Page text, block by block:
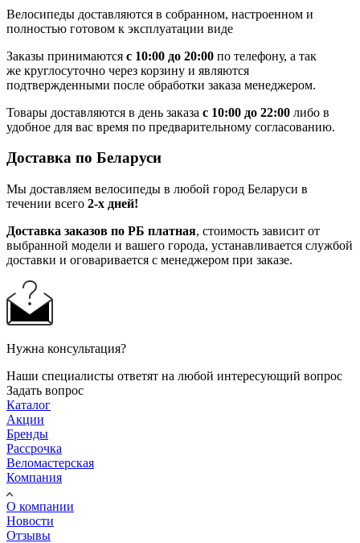
Велосипеды доставляются в собранном, настроенном и
полностью готовом к эксплуатации виде
Заказы принимаются с 10:00 до 20:00 по телефону, а так
же круглосуточно через корзину и являются
подтвержденными после обработки заказа менеджером.
Товары доставляются в день заказа с 10:00 до 22:00 либо в
удобное для вас время по предварительному согласованию.
Доставка по Беларуси
Мы доставляем велосипеды в любой город Беларуси в
течении всего 2-х дней!
Доставка заказов по РБ платная, стоимость зависит от
выбранной модели и вашего города, устанавливается службой
доставки и оговаривается с менеджером при заказе.
Нужна консультация?
Наши специалисты ответят на любой интересующий вопрос
Задать вопрос
Каталог
Акции
Бренды
Рассрочка
Веломастерская
Компания
О компании
Новости
Отзывы